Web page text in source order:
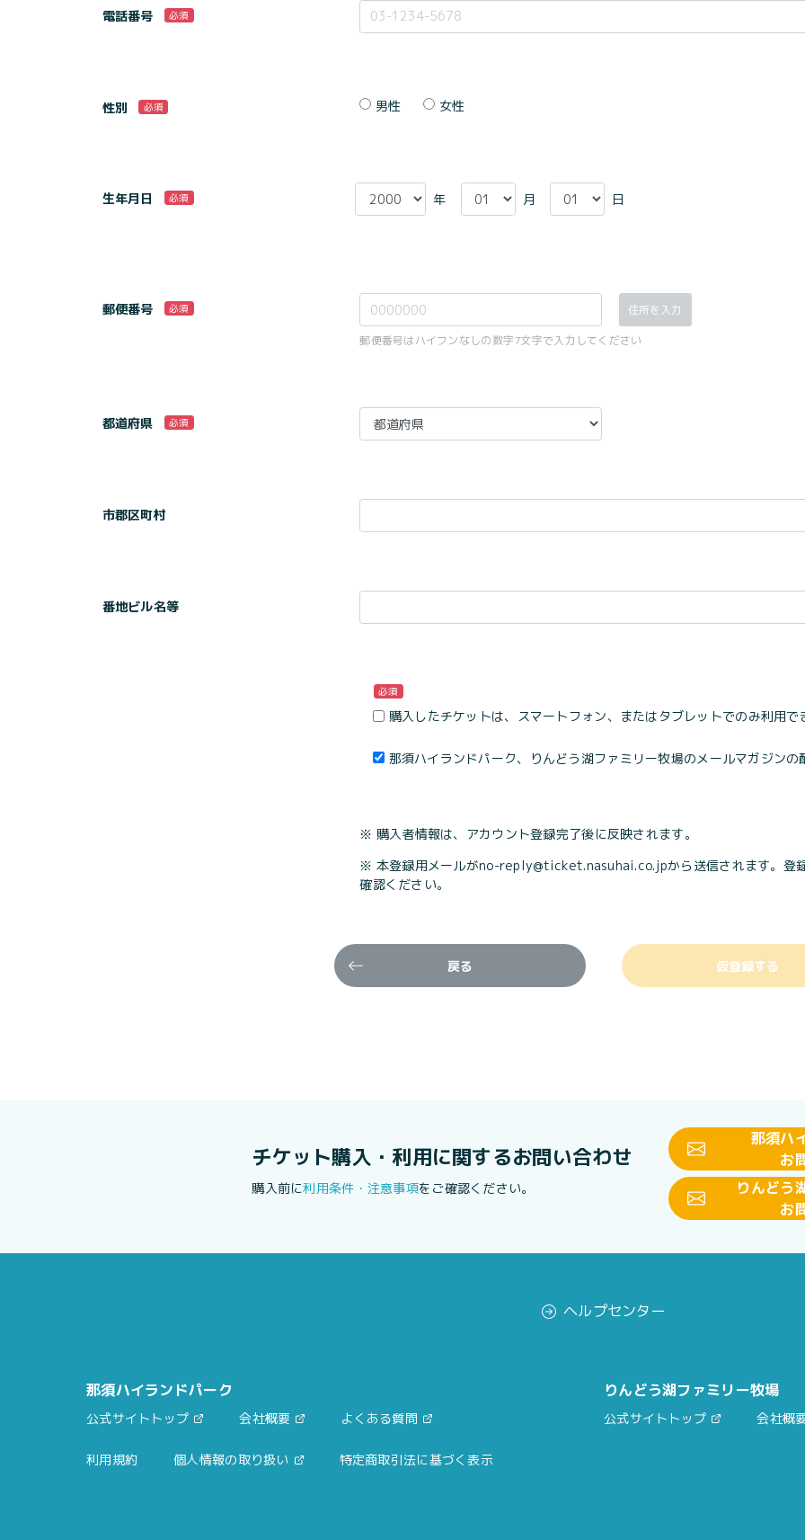
電話番号 必須
性別 必須 男性 女性
生年月日 必須 年 月 日
郵便番号 必須
住所を入力
郵便番号はハイフンなしの数字7文字で入力してください
都道府県 必須
市郡区町村
番地ビル名等
必須
購入したチケットは、スマートフォン、またはタブレットでのみ利用で
那須ハイランドパーク、りんどう湖ファミリー牧場のメールマガジンの
※ 購入者情報は、アカウント登録完了後に反映されます。
※ 本登録用メールがno-reply@ticket.nasuhai.co.jpから送信されます。登
確認ください。
仮登録する
戻る
チケット購入・利用に関するお問い合わせ
購入前に利用条件・注意事項をご確認ください。
那須ハ
お
りんどう
お
ヘルプセンター
那須ハイランドパーク
公式サイトトップ 会社概要 よくある質問
りんどう湖ファミリー牧場
公式サイトトップ 会社概
利用規約 個人情報の取り扱い 特定商取引法に基づく表示